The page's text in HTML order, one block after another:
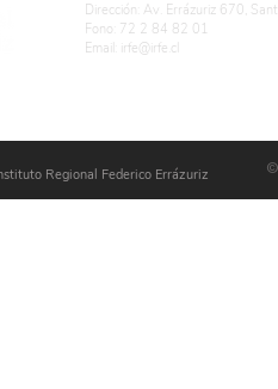
Dirección: Av. Errázuriz 670,
Fono: 72 2 84 82 01
Email:
irfe@irfe.cl
Regional Federico Errázuriz ©